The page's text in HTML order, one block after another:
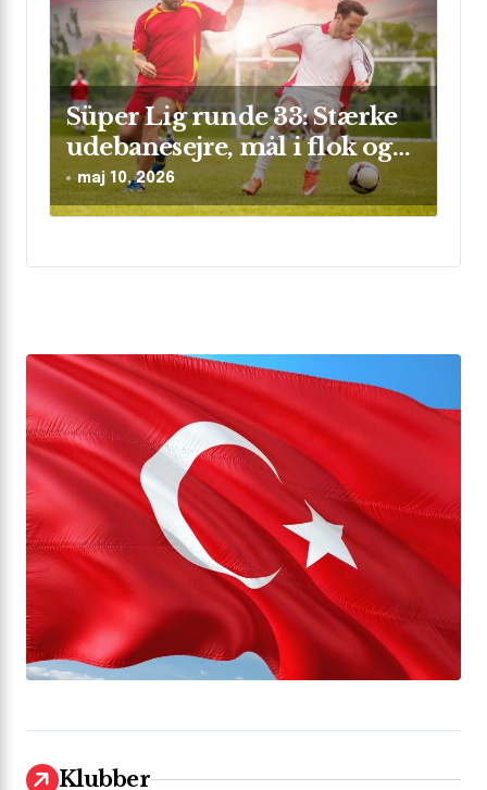
Süper Lig runde 33: Stærke
udebanesejre, mål i flok og
sikre clean sheets
maj 10, 2026
Klubber